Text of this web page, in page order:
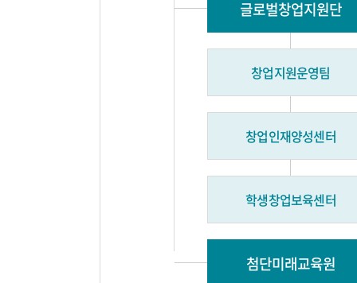
글로벌창업지원단
창업지원운영팀
창업인재양성센터
학생창업보육센터
첨단미래교육원